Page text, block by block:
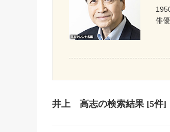
俳
井上 高志の検索結果 [5件]